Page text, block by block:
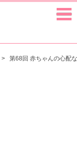
第68回 赤ちゃんの心配